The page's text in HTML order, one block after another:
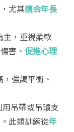
尤其適合年長
主，重視柔軟
害、 促進心理
強調平衡、
用吊帶或吊環支
此類訓練從年